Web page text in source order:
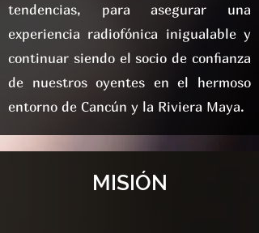
tendencias, para asegurar una
experiencia radiofónica inigualable y
continuar siendo el socio de confianza
de nuestros oyentes en el hermoso
entorno de Cancún y la Riviera Maya.
MISIÓN